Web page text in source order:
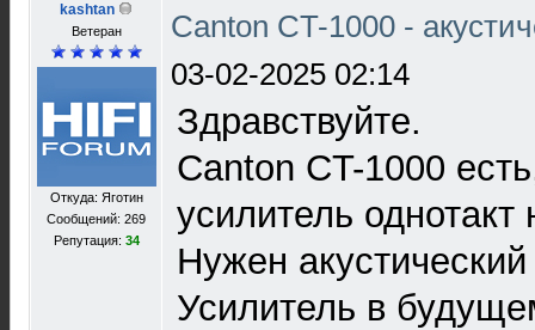
kashtan
Ветеран
Откуда: Яготин
Сообщений: 269
Репутация: 34
Canton CT-1000 -
03-02-2025 02:14
Здравствуйте.
Canton CT-1000
усилитель
Нужен
Усилитель в